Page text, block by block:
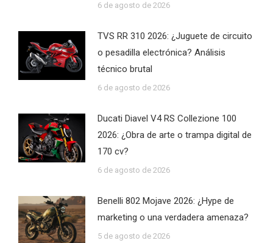
6 de agosto de 2026
TVS RR 310 2026: ¿Juguete de circuito
o pesadilla electrónica? Análisis
técnico brutal
6 de agosto de 2026
Ducati Diavel V4 RS Collezione 100
2026: ¿Obra de arte o trampa digital de
170 cv?
6 de agosto de 2026
Benelli 802 Mojave 2026: ¿Hype de
marketing o una verdadera amenaza?
5 de agosto de 2026